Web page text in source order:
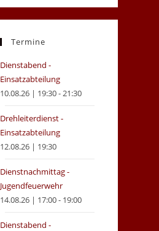
in
new
in
new
Termine
Dienstabend -
Einsatzabteilung
10.08.26 | 19:30 - 21:30
Drehleiterdienst -
Einsatzabteilung
12.08.26 | 19:30
Dienstnachmittag -
Jugendfeuerwehr
14.08.26 | 17:00 - 19:00
Dienstabend -